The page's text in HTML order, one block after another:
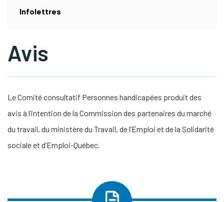
Will Open In A New Window)
Infolettres
Avis
Le Comité consultatif Personnes handicapées produit des
avis à l’intention de la Commission des partenaires du marché
du travail, du ministère du Travail, de l’Emploi et de la Solidarité
sociale et d’Emploi-Québec.